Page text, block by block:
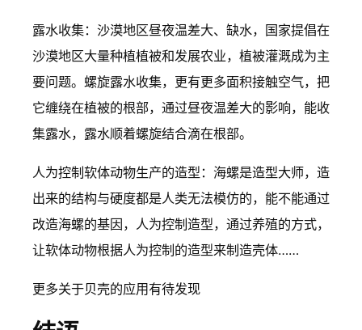
露水收集：沙漠地区昼夜温差大、缺水，国家提倡在
沙漠地区大量种植植被和发展农业，植被灌溉成为主
要问题。螺旋露水收集，更有更多面积接触空气，把
它缠绕在植被的根部，通过昼夜温差大的影响，能收
集露水，露水顺着螺旋结合滴在根部。
人为控制软体动物生产的造型：海螺是造型大师，造
出来的结构与硬度都是人类无法模仿的，能不能通过
改造海螺的基因，人为控制造型，通过养殖的方式，
让软体动物根据人为控制的造型来制造壳体……
更多关于贝壳的应用有待发现